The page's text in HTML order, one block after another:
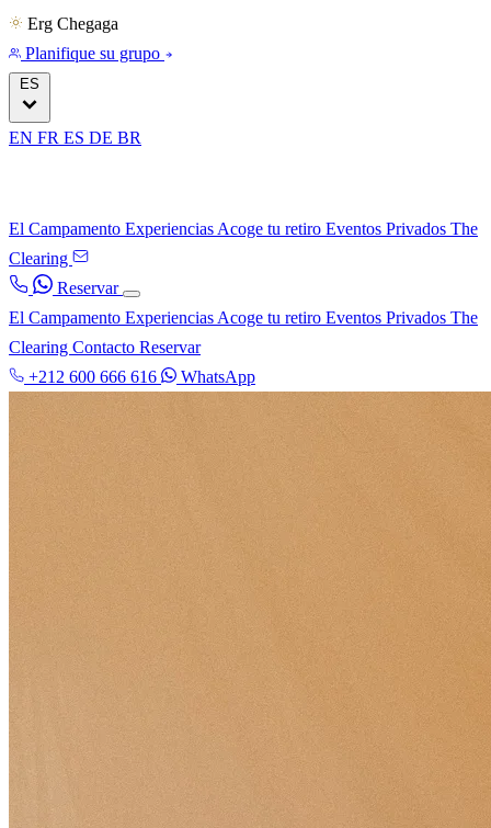
Erg Chegaga
Planifique su grupo
ES
EN FR ES DE BR
El Campamento Experiencias Acoge tu retiro Eventos Privados The
Clearing
Reservar
El Campamento Experiencias Acoge tu retiro Eventos Privados The
Clearing Contacto Reservar
+212 600 666 616
WhatsApp